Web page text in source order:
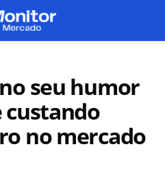
seu humor
custando
no mercado